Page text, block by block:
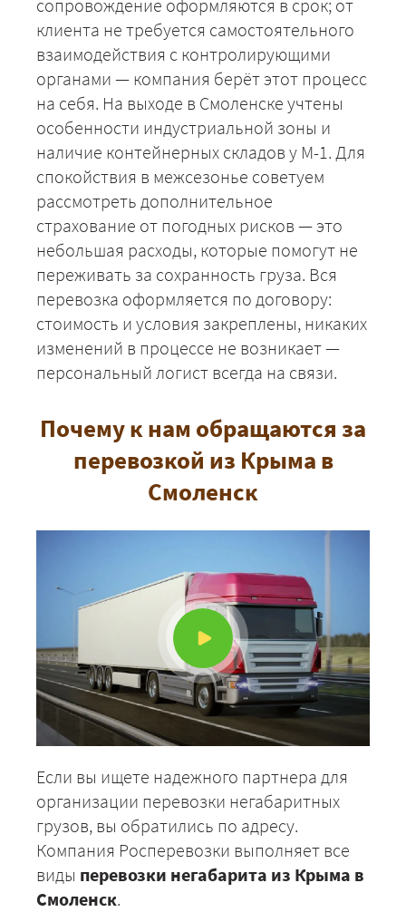
сопровождение оформляются в срок; от
клиента не требуется самостоятельного
взаимодействия с контролирующими
органами — компания берёт этот процесс
на себя. На выходе в Смоленске учтены
особенности индустриальной зоны и
наличие контейнерных складов у М-1. Для
спокойствия в межсезонье советуем
рассмотреть дополнительное
страхование от погодных рисков — это
небольшая расходы, которые помогут не
переживать за сохранность груза. Вся
перевозка оформляется по договору:
стоимость и условия закреплены, никаких
изменений в процессе не возникает —
персональный логист всегда на связи.
Почему к нам обращаются за
перевозкой из Крыма в
Смоленск
Если вы ищете надежного партнера для
организации перевозки негабаритных
грузов, вы обратились по адресу.
Компания Росперевозки выполняет все
виды перевозки негабарита из Крыма в
Смоленск.
+7 (499) 520-05-23
ЗАКАЗАТЬ